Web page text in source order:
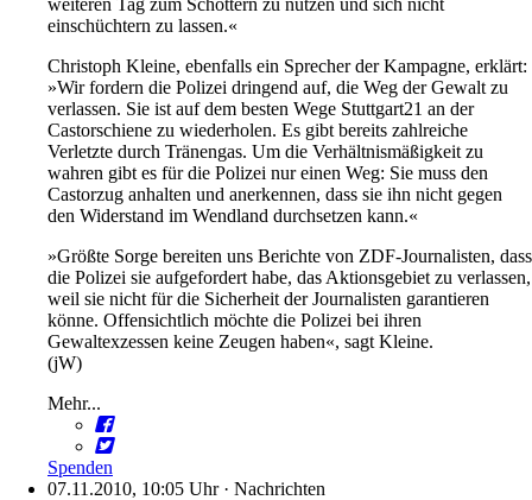
einschüchtern zu lassen.«
Christoph Kleine, ebenfalls ein Sprecher der Kampagne, erklärt:
»Wir fordern die Polizei dringend auf, die Weg der Gewalt zu
verlassen. Sie ist auf dem besten Wege Stuttgart21 an der
Castorschiene zu wiederholen. Es gibt bereits zahlreiche
Verletzte durch Tränengas. Um die Verhältnismäßigkeit zu
wahren gibt es für die Polizei nur einen Weg: Sie muss den
Castorzug anhalten und anerkennen, dass sie ihn nicht gegen
den Widerstand im Wendland durchsetzen kann.«
»Größte Sorge bereiten uns Berichte von ZDF-Journalisten, dass
die Polizei sie aufgefordert habe, das Aktionsgebiet zu verlassen,
weil sie nicht für die Sicherheit der Journalisten garantieren
könne. Offensichtlich möchte die Polizei bei ihren
Gewaltexzessen keine Zeugen haben«, sagt Kleine.
(jW)
Mehr...
Spenden
07.11.2010, 10:05 Uhr· Nachrichten